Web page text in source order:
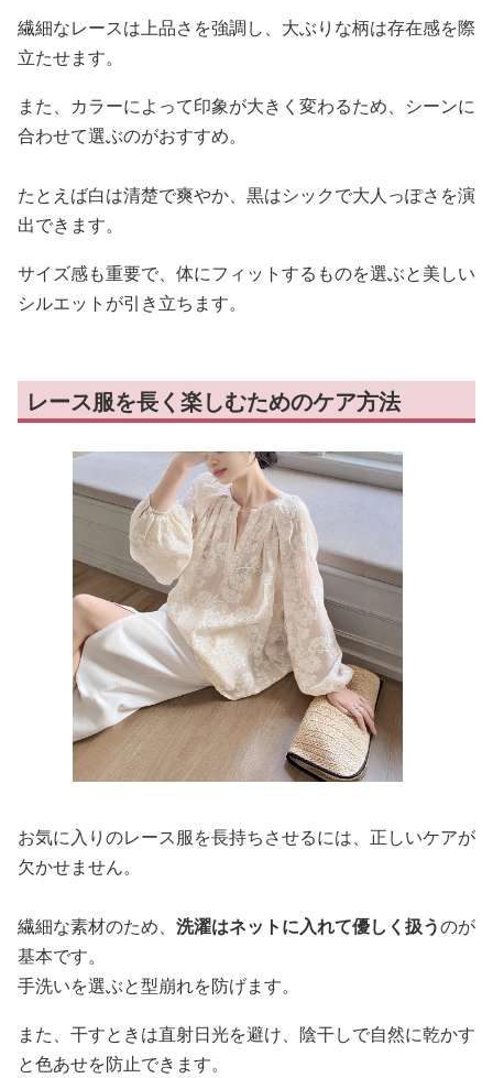
繊細なレースは上品さを強調し、大ぶりな柄は存在感を際
立たせます。
また、カラーによって印象が大きく変わるため、シーンに
合わせて選ぶのがおすすめ。
たとえば白は清楚で爽やか、黒はシックで大人っぽさを演
出できます。
サイズ感も重要で、体にフィットするものを選ぶと美しい
シルエットが引き立ちます。
レース服を長く楽しむためのケア方法
お気に入りのレース服を長持ちさせるには、正しいケアが
欠かせません。
繊細な素材のため、 洗濯はネットに入れて優しく扱うのが
基本です。
手洗いを選ぶと型崩れを防げます。
また、干すときは直射日光を避け、陰干しで自然に乾かす
と色あせを防止できます。